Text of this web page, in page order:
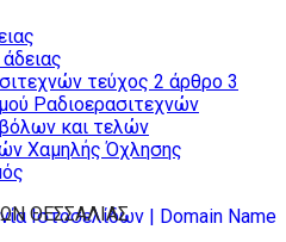
τεύχος 2 άρθρο 3
Ραδιοερασιτεχνών
και τελών
Χαμηλής Όχλησης
ΘΕΣΣΑΛΙΑΣ